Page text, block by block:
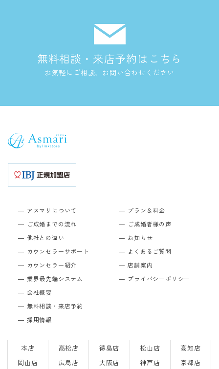
無料相談・来店予約はこちら
お気軽にご相談、お問い合わせください
アスマリについて
ご成婚までの流れ
他社との違い
カウンセラーサポート
カウンセラー紹介
業界最先端システム
プラン＆料金
ご成婚者様の声
お知らせ
よくあるご質問
店舗案内
プライバシーポリシー
会社概要
無料相談・来店予約
採用情報
本店 高松店 徳島店 松山店
高知店
岡山店
広島店 大阪店 神戸店 京都店